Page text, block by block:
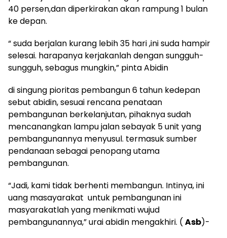
40 persen,dan diperkirakan akan rampung 1 bulan
ke depan.
“ suda berjalan kurang lebih 35 hari ,ini suda hampir
selesai. harapanya kerjakanlah dengan sungguh-
sungguh, sebagus mungkin,” pinta Abidin
di singung pioritas pembangun 6 tahun kedepan
sebut abidin, sesuai rencana penataan
pembangunan berkelanjutan, pihaknya sudah
mencanangkan lampu jalan sebayak 5 unit yang
pembangunannya menyusul. termasuk sumber
pendanaan sebagai penopang utama
pembangunan.
“Jadi, kami tidak berhenti membangun. Intinya, ini
uang masayarakat untuk pembangunan ini
masyarakatlah yang menikmati wujud
pembangunannya,” urai abidin mengakhiri. ( Asb)-